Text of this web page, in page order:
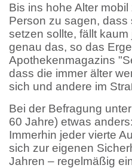
Bis ins hohe Alter
Person zu sagen,
setzen sollte, fällt
genau das, so das
Apothekenmagazins
dass die immer älter
sich und andere im
Bei der Befragung
60 Jahre) etwas
Immerhin jeder vierte
sich zur eigenen
Jahren – regelmäßig